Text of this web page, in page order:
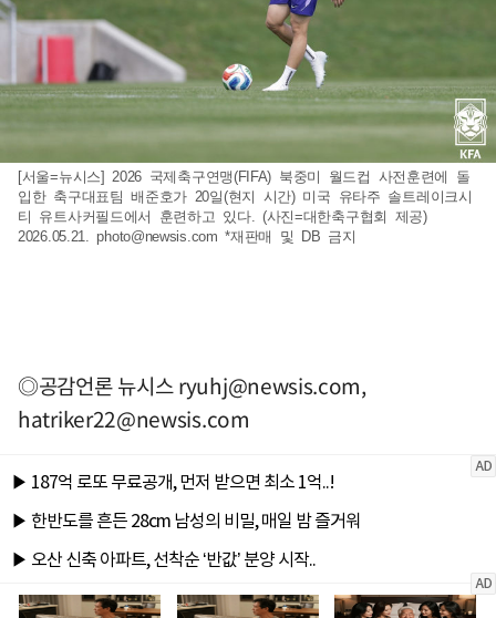
[서울=뉴시스] 2026 국제축구연맹(FIFA) 북중미 월드컵 사전훈련에 돌
입한 축구대표팀 배준호가 20일(현지 시간) 미국 유타주 솔트레이크시
티 유트사커필드에서 훈련하고 있다. (사진=대한축구협회 제공)
2026.05.21.photo@newsis.com *재판매 및 DB 금지
◎공감언론 뉴시스ryuhj@newsis.com,
hatriker22@newsis.com